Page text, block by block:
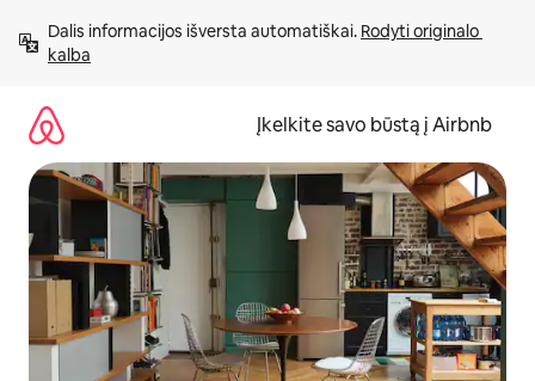
prie
turinio
Dalis informacijos išversta automatiškai. Rodyti originalo
kalba
Įkelkite savo būstą į Airbnb